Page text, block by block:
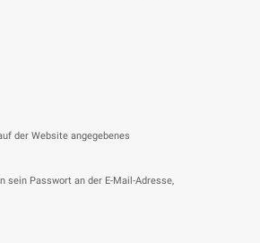
der Website angegebenes
sein Passwort an der E-Mail-Adresse,